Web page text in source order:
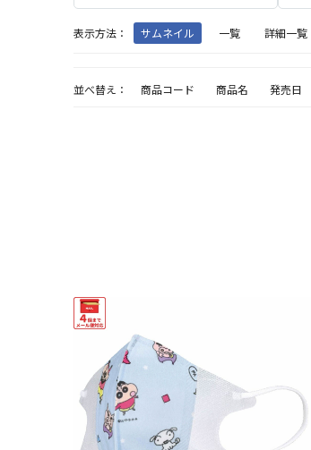
表示方法： サムネイル 一覧 詳細一覧
並べ替え： 商品コード 商品名 発売日